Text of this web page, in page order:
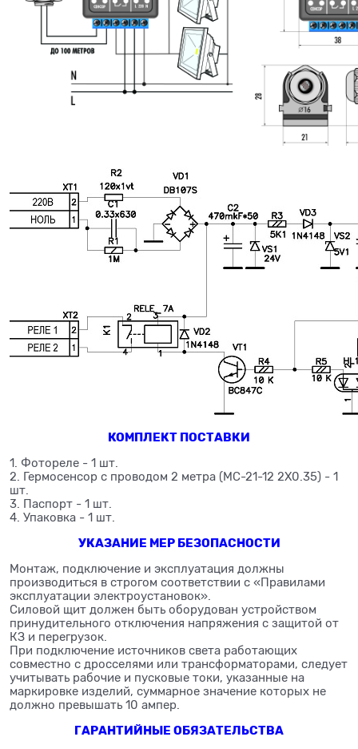
КОМПЛЕКТ ПОСТАВКИ
1. Фотореле - 1 шт.
2. Гермосенсор с проводом 2 метра (МС-21-12 2Х0.35) - 1
шт.
3. Паспорт - 1 шт.
4. Упаковка - 1 шт.
УКАЗАНИЕ МЕР БЕЗОПАСНОСТИ
Монтаж, подключение и эксплуатация должны
производиться в строгом соответствии с «Правилами
эксплуатации электроустановок».
Силовой щит должен быть оборудован устройством
принудительного отключения напряжения с защитой от
КЗ и перегрузок.
При подключение источников света работающих
совместно с дросселями или трансформаторами, следует
учитывать рабочие и пусковые токи, указанные на
маркировке изделий, суммарное значение которых не
должно превышать 10 ампер.
ГАРАНТИЙНЫЕ ОБЯЗАТЕЛЬСТВА